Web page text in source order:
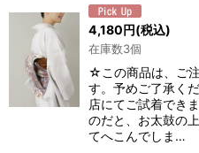
4,180円(税込)
在庫数3個
☆この商品は、ご
す。予めご了承く
店にてご試着でき
のだと、お太鼓の
てへこんでしま…